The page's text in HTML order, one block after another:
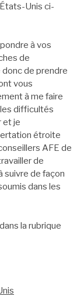
Unis ci-
à vos
de
de prendre
vous
à me faire
difficultés
et je
étroite
AFE de
de
suivre de façon
dans les
la rubrique